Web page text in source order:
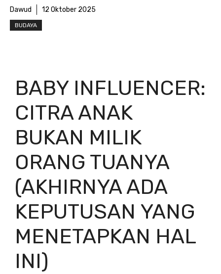
Dawud 12 Oktober 2025
BUDAYA
BABY INFLUENCER:
CITRA ANAK
BUKAN MILIK
ORANG TUANYA
(AKHIRNYA ADA
KEPUTUSAN YANG
MENETAPKAN HAL
INI)